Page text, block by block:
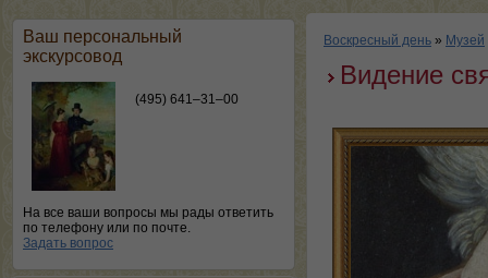
Ваш персональный
экскурсовод
(495) 641–31–00
На все ваши вопросы мы рады ответить
по телефону или по почте.
Задать вопрос
Воскресный день » Музей
Видение